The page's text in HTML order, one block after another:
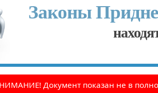
Законы
Документ показан не в